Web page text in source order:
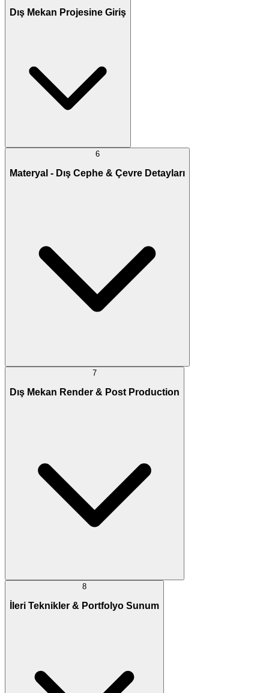
Dış Mekan Projesine Giriş
6
Materyal - Dış Cephe & Çevre Detayları
7
Dış Mekan Render & Post Production
8
İleri Teknikler & Portfolyo Sunum